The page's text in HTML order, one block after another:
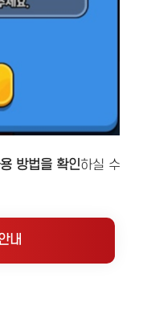
방법을 확인하실 수
내